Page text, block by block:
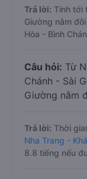
Trả lời: Tính tới
Giường nằm
Hòa - Bình
Câu hỏi: Từ
Chánh - Sài
Giường nằm
Trả lời: Thời
Nha Trang -
8.8 tiếng nếu